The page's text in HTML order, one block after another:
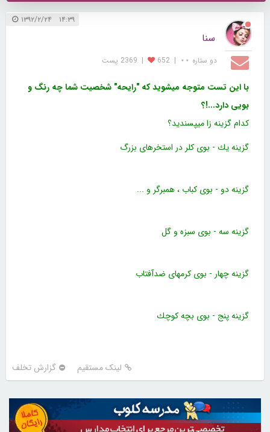
۱۴:۳۹ ۱۳۹۲/۲/۲۴
سنا
دو ستاره ⋆⋆ |
652
| 2369 پست
با این تست متوجه میشوید كه "رایحه" شخصیت شما چه رنگ و
بویی دارد...!؟
کدام گزینه زا میپسندید؟
گزینه یك - بوی كلر در استخرهای بزرگ
گزینه دو - بوی كباب ، همبرگر و ...
گزینه سه - بوی سبزه و گل
گزینه چهار - بوی كرمهای ضدآفتاب
گزینه پنج - بوی بچه كوچك
لینک مستقیم گزارش تخلف